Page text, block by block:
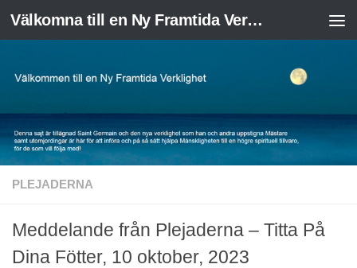
Skip to content Välkomna till en Ny Framtida Verklighet
PLEJADERNA
Meddelande från Plejaderna – Titta På
Dina Fötter, 10 oktober, 2023